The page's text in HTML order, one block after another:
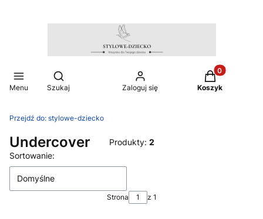
Menu
Otwórz wyszukiwarkę
Szukaj Zaloguj się
Produkty w
Koszyk
Przejdź do: stylowe-dziecko
Undercover Produkty: 2
Lista produktów
Sortowanie:
Domyślne
Strona z 1